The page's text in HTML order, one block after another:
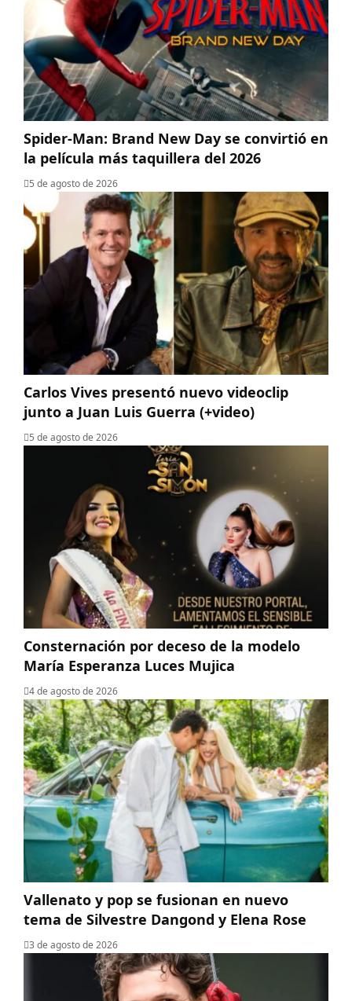
Spider-Man: Brand New Day se convirtió en
la película más taquillera del 2026
5 de agosto de 2026
Carlos Vives presentó nuevo videoclip
junto a Juan Luis Guerra (+video)
5 de agosto de 2026
Consternación por deceso de la modelo
María Esperanza Luces Mujica
4 de agosto de 2026
Vallenato y pop se fusionan en nuevo
tema de Silvestre Dangond y Elena Rose
3 de agosto de 2026